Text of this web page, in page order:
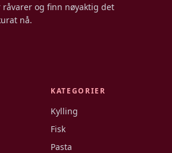
og finn nøyaktig det
nå.
KATEGORIER
Kylling
Fisk
Pasta